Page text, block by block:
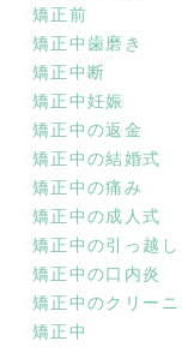
矯正前
矯正中歯磨き
矯正中断
矯正中妊娠
矯正中の返金
矯正中の結婚式
矯正中の痛み
矯正中の成人式
矯正中の引っ越し
矯正中の口内炎
矯正中のクリーニ
矯正中